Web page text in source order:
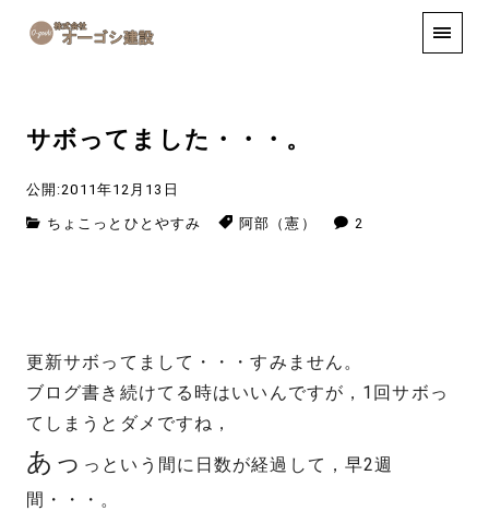
手しごと
サボってました・・・。
公開:2011年12月13日
ちょこっとひとやすみ 阿部（憲） 2
更新サボってまして・・・すみません。
ブログ書き続けてる時はいいんですが，1回サボっ
てしまうとダメですね，
あっ っという間に日数が経過して，早2週
間・・・。